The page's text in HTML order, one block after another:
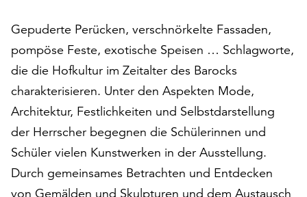
„Alle
akzeptieren“,
um
alle
Cookies
zu
akzeptieren.
Sie
können
Ihr
Einverständnis
Gepuderte Perücken, verschnörkelte Fassaden,
pompöse Feste, exotische Speisen … Schlagworte,
die die Hofkultur im Zeitalter des Barocks
charakterisieren. Unter den Aspekten Mode,
Architektur, Festlichkeiten und Selbstdarstellung
der Herrscher begegnen die Schülerinnen und
Schüler vielen Kunstwerken in der Ausstellung.
Durch gemeinsames Betrachten und Entdecken
von Gemälden und Skulpturen und dem Austausch